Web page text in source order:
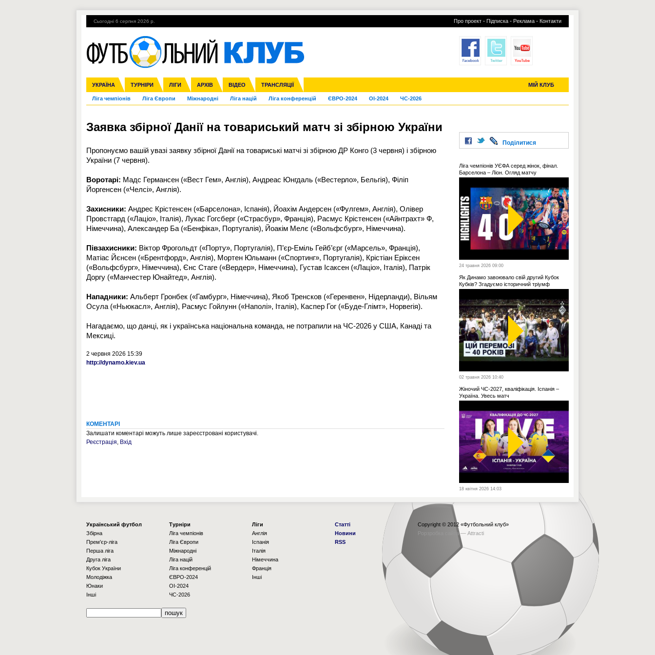
Сьогодні 6 серпня 2026 р. Про проект - Підписка - Реклама - Контакти
УКРАЇНА ТУРНІРИ ЛІГИ АРХІВ ВІДЕО ТРАНСЛЯЦІЇ МІЙ КЛУБ
Збірна Прем'єр-ліга Перша ліга Друга ліга Кубок України Молодіжка
Ліга чемпіонів Ліга Європи Міжнародні Ліга націй Ліга конференцій ЄВРО-2024 OI-2024 ЧС-2026
Англія Іспанія Італія Німеччина Франція Інші
ЧС-2014 ЄВРО-2016 Росія Кубок конфедерацій ЧЄ-2015 (U-21)
Гарячі теми УПЛ, 1-й тур ВІЙНА УПЛ-ПЕРЕХОДИ УСІ ТРАНСФЕРИ
Заявка збірної Данії на товариський матч зі збірною України
Пропонуємо вашій увазі заявку збірної Данії на товариські матчі зі збірною ДР Конго (3 червня) і збірною
України (7 червня).
Воротарі: Мадс Германсен («Вест Гем», Англія), Андреас Юнгдаль («Вестерло», Бельгія), Філіп
Йоргенсен («Челсі», Англія).
Захисники: Андрес Крістенсен («Барселона», Іспанія), Йоахім Андерсен («Фулгем», Англія), Олівер
Провстгард («Лаціо», Італія), Лукас Гогсберг («Страсбур», Франція), Расмус Крістенсен («Айнтрахт» Ф,
Німеччина), Александер Ба («Бенфіка», Португалія), Йоакім Мелє («Вольфсбург», Німеччина).
Півзахисники: Віктор Фрогольдт («Порту», Португалія), П’єр-Еміль Гейб’єрг («Марсель», Франція),
Матіас Йєнсен («Брентфорд», Англія), Мортен Юльманн («Спортинг», Португалія), Крістіан Еріксен
(«Вольфсбург», Німеччина), Єнс Стаге («Вердер», Німеччина), Густав Ісаксен («Лаціо», Італія), Патрік
Доргу («Манчестер Юнайтед», Англія).
Нападники: Альберт Гронбек («Гамбург», Німеччина), Якоб Тренсков («Геренвен», Нідерланди), Вільям
Осула («Ньюкасл», Англія), Расмус Гойлунн («Наполі», Італія), Каспер Гог («Буде-Глімт», Норвегія).
Нагадаємо, що данці, як і українська національна команда, не потрапили на ЧС-2026 у США, Канаді та
Мексиці.
2 червня 2026 15:39
http://dynamo.kiev.ua
КОМЕНТАРІ
Залишати коментарі можуть лише зареєстровані користувачі.
Реєстрація, Вхід
Поділитися
Ліга чемпіонів УЄФА серед жінок, фінал.
Барселона – Ліон. Огляд матчу
24 травня 2026 09:00
Як Динамо завоювало свій другий Кубок
Кубків? Згадуємо історичний тріумф
02 травня 2026 10:40
Жіночий ЧС-2027, кваліфікація. Іспанія –
Україна. Увесь матч
18 квітня 2026 14:03
Українcький футбол
Збірна
Прем'єр-ліга
Перша ліга
Друга ліга
Кубок України
Молодіжка
Юнаки
Інші
Турніри
Ліга чемпіонів
Ліга Європи
Міжнародні
Ліга націй
Ліга конференцій
ЄВРО-2024
OI-2024
ЧС-2026
Ліги
Англія
Іспанія
Італія
Німеччина
Франція
Інші
Статті
Новини
RSS
Copyright © 2012 «Футбольний клуб»
Рорзробка сайта — Attracti